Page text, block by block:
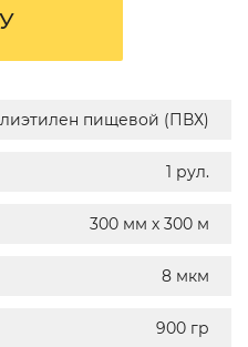
пищевой (ПВХ)
1 рул.
300 мм х 300 м
8 мкм
900 гр